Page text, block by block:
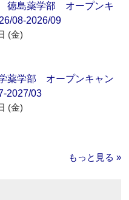
徳島薬学部 オープンキ
08-2026/09
(金)
薬学部 オープンキャン
2027/03
(金)
もっと見る »